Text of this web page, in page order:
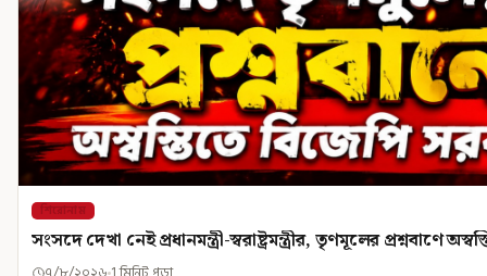
শিরোনাম
সংসদে দেখা নেই প্রধানমন্ত্রী-স্বরাষ্ট্রমন্ত্রীর, তৃণমূলের প্রশ্নবাণে